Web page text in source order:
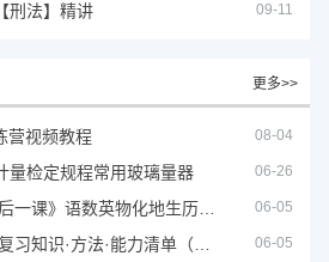
刑法】精讲 09-11
更多>>
营视频教程 08-04
量检定规程常用玻璃量器 06-26
06-05
06-05